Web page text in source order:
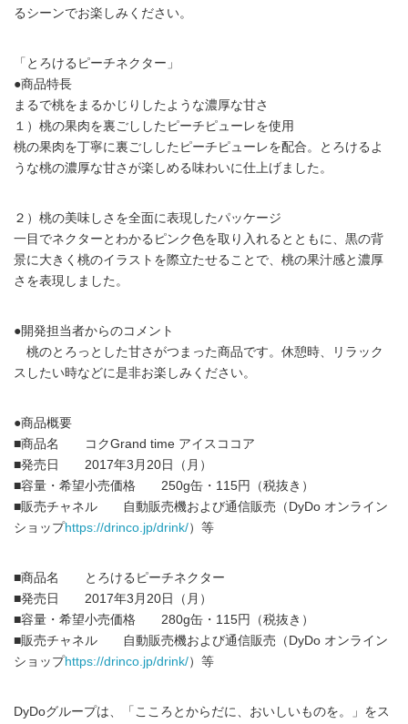
るシーンでお楽しみください。
「とろけるピーチネクター」
●商品特長
まるで桃をまるかじりしたような濃厚な甘さ
１）桃の果肉を裏ごししたピーチピューレを使用
桃の果肉を丁寧に裏ごししたピーチピューレを配合。とろけるよ
うな桃の濃厚な甘さが楽しめる味わいに仕上げました。
２）桃の美味しさを全面に表現したパッケージ
一目でネクターとわかるピンク色を取り入れるとともに、黒の背
景に大きく桃のイラストを際立たせることで、桃の果汁感と濃厚
さを表現しました。
●開発担当者からのコメント
桃のとろっとした甘さがつまった商品です。休憩時、リラック
スしたい時などに是非お楽しみください。
●商品概要
■商品名 コクGrand time アイスココア
■発売日 2017年3月20日（月）
■容量・希望小売価格 250g缶・115円（税抜き）
■販売チャネル 自動販売機および通信販売（DyDo オンライン
ショップhttps://drinco.jp/drink/）等
■商品名 とろけるピーチネクター
■発売日 2017年3月20日（月）
■容量・希望小売価格 280g缶・115円（税抜き）
■販売チャネル 自動販売機および通信販売（DyDo オンライン
ショップhttps://drinco.jp/drink/）等
DyDoグループは、「こころとからだに、おいしいものを。」をス